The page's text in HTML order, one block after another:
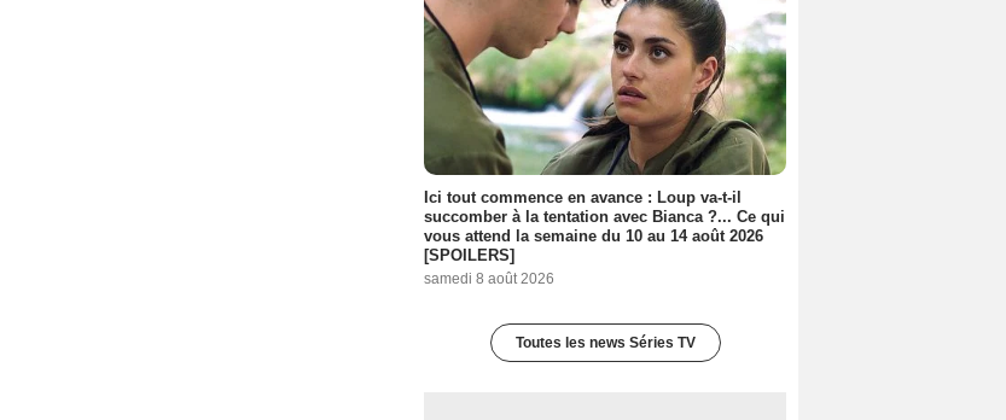
Ici tout commence en avance : Loup va-t-il
succomber à la tentation avec Bianca ?... Ce qui
vous attend la semaine du 10 au 14 août 2026
[SPOILERS]
samedi 8 août 2026
Toutes les news Séries TV